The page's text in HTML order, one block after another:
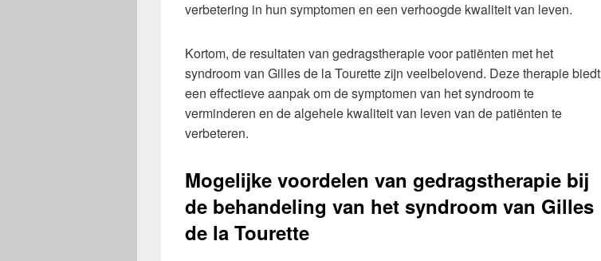
verbetering in hun symptomen en een verhoogde kwaliteit van leven.
Kortom, de resultaten van gedragstherapie voor patiënten met het
syndroom van Gilles de la Tourette zijn veelbelovend. Deze therapie biedt
een effectieve aanpak om de symptomen van het syndroom te
verminderen en de algehele kwaliteit van leven van de patiënten te
verbeteren.
Mogelijke voordelen van gedragstherapie bij
de behandeling van het syndroom van Gilles
de la Tourette